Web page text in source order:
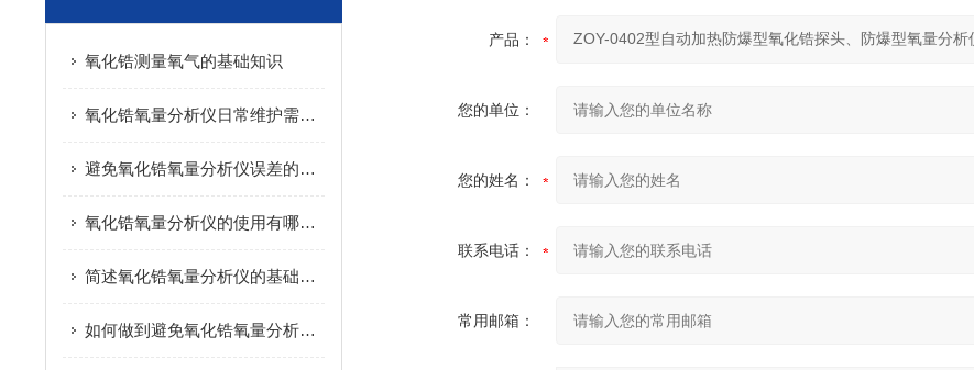
氧化锆测量氧气的基础知识
氧化锆氧量分析仪日常维护需要注意的问题
避免氧化锆氧量分析仪误差的小方法
氧化锆氧量分析仪的使用有哪些意义？
简述氧化锆氧量分析仪的基础知识
如何做到避免氧化锆氧量分析仪的误差
产品：
您的单位：
您的姓名：
联系电话：
常用邮箱：